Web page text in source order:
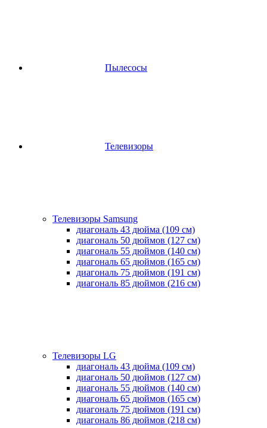
Пылесосы
Телевизоры
Телевизоры Samsung
диагональ 43 дюйма (109 см)
диагональ 50 дюймов (127 см)
диагональ 55 дюймов (140 cм)
диагональ 65 дюймов (165 cм)
диагональ 75 дюймов (191 см)
диагональ 85 дюймов (216 см)
Телевизоры LG
диагональ 43 дюйма (109 см)
диагональ 50 дюймов (127 см)
диагональ 55 дюймов (140 cм)
диагональ 65 дюймов (165 cм)
диагональ 75 дюймов (191 см)
диагональ 86 дюймов (218 см)